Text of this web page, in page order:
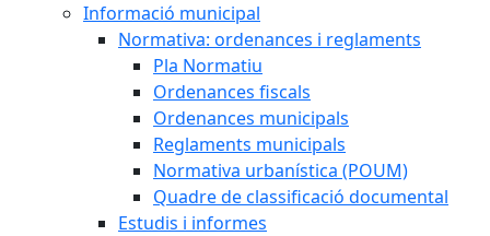
Informació municipal
Normativa: ordenances i reglaments
Pla Normatiu
Ordenances fiscals
Ordenances municipals
Reglaments municipals
Normativa urbanística (POUM)
Quadre de classificació documental
Estudis i informes